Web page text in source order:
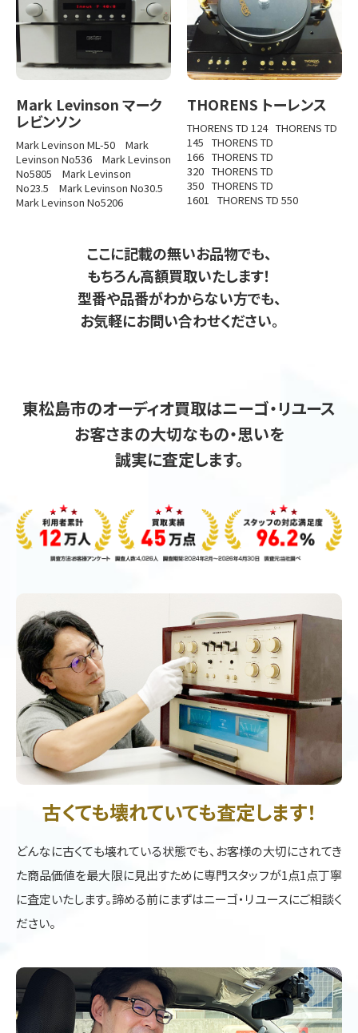
Mark Levinson マーク
レビンソン
Mark Levinson ML-50
Mark
Levinson No536
Mark Levinson
No5805
Mark Levinson
No23.5
Mark Levinson No30.5
Mark Levinson No5206
THORENS トーレンス
THORENS TD 124 THORENS TD
145 THORENS TD
166 THORENS TD
320 THORENS TD
350 THORENS TD
1601 THORENS TD 550
ここに記載の無いお品物でも、
もちろん高額買取いたします！
型番や品番がわからない方でも、
お気軽にお問い合わせください。
東松島市のオーディオ買取はニーゴ・リユース
お客さまの大切なもの・思いを
誠実に査定します。
古くても壊れていても査定します！
どんなに古くても壊れている状態でも、お客様の大切にされてき
た商品価値を最大限に見出すために専門スタッフが1点1点丁寧
に査定いたします。諦める前にまずはニーゴ・リユースにご相談く
ださい。